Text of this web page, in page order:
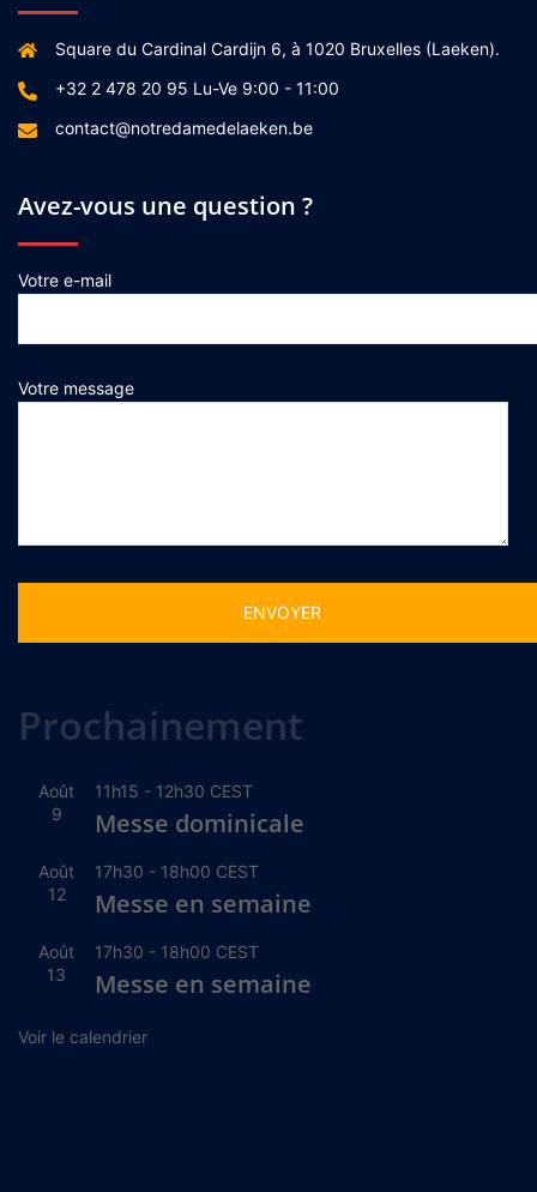
Square du Cardinal Cardijn 6, à 1020 Bruxelles (Laeken).
+32 2 478 20 95 Lu-Ve 9:00 - 11:00
contact@notredamedelaeken.be
Avez-vous une question ?
Votre e-mail
Votre message
Prochainement
Août
9
11h15 - 12h30 CEST
Messe dominicale
Août
12
17h30 - 18h00 CEST
Messe en semaine
Août
13
17h30 - 18h00 CEST
Messe en semaine
Voir le calendrier